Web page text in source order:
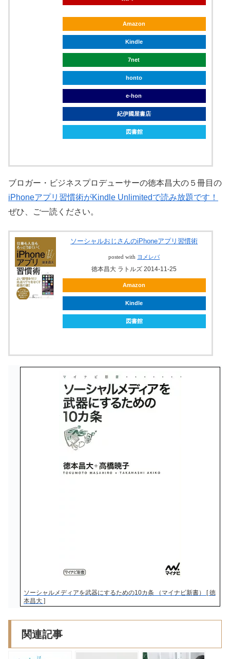
Amazon
Kindle
7net
honto
e-hon
紀伊國屋書店
図書館
ブロガー・ビジネスプロデューサーの徳本昌大の５冊目の
iPhoneアプリ習慣術がKindle Unlimitedで読み放題です！
ぜひ、ご一読ください。
ソーシャルおじさんのiPhoneアプリ習慣術
posted with ヨメレバ
徳本昌大 ラトルズ 2014-11-25
Amazon
Kindle
図書館
ソーシャルメディアを武器にするための10カ条 （マイナビ新書） [ 徳
本昌大 ]
関連記事